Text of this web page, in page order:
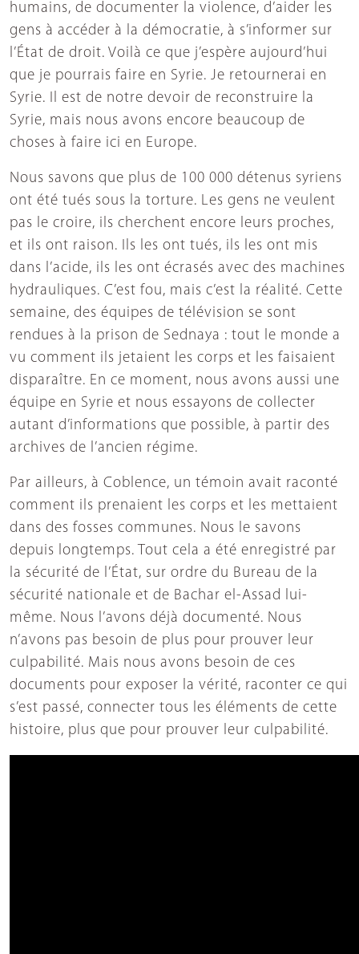
humains, de documenter la violence, d’aider les
gens à accéder à la démocratie, à s’informer sur
l’État de droit. Voilà ce que j’espère aujourd’hui
que je pourrais faire en Syrie. Je retournerai en
Syrie. Il est de notre devoir de reconstruire la
Syrie, mais nous avons encore beaucoup de
choses à faire ici en Europe.
Nous savons que plus de 100 000 détenus syriens
ont été tués sous la torture. Les gens ne veulent
pas le croire, ils cherchent encore leurs proches,
et ils ont raison. Ils les ont tués, ils les ont mis
dans l’acide, ils les ont écrasés avec des machines
hydrauliques. C’est fou, mais c’est la réalité. Cette
semaine, des équipes de télévision se sont
rendues à la prison de Sednaya : tout le monde a
vu comment ils jetaient les corps et les faisaient
disparaître. En ce moment, nous avons aussi une
équipe en Syrie et nous essayons de collecter
autant d’informations que possible, à partir des
archives de l’ancien régime.
Par ailleurs, à Coblence, un témoin avait raconté
comment ils prenaient les corps et les mettaient
dans des fosses communes. Nous le savons
depuis longtemps. Tout cela a été enregistré par
la sécurité de l’État, sur ordre du Bureau de la
sécurité nationale et de Bachar el-Assad lui-
même. Nous l’avons déjà documenté. Nous
n’avons pas besoin de plus pour prouver leur
culpabilité. Mais nous avons besoin de ces
documents pour exposer la vérité, raconter ce qui
s’est passé, connecter tous les éléments de cette
histoire, plus que pour prouver leur culpabilité.